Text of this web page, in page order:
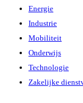
Energie
Industrie
Mobiliteit
Onderwijs
Technologie
Zakelijke